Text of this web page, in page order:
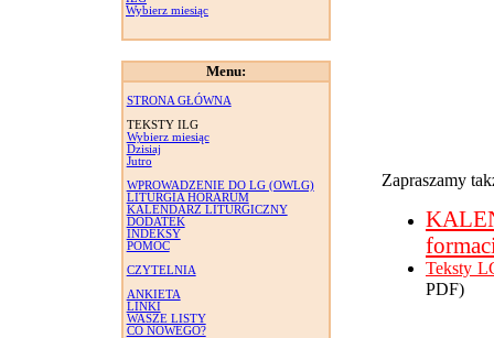
Wybierz miesiąc
Menu:
STRONA GŁÓWNA
TEKSTY ILG
Wybierz miesiąc
Dzisiaj
Jutro
WPROWADZENIE DO LG (OWLG)
LITURGIA HORARUM
KALENDARZ LITURGICZNY
DODATEK
INDEKSY
POMOC
CZYTELNIA
ANKIETA
LINKI
WASZE LISTY
CO NOWEGO?
Zapraszamy
Teksty
PDF)